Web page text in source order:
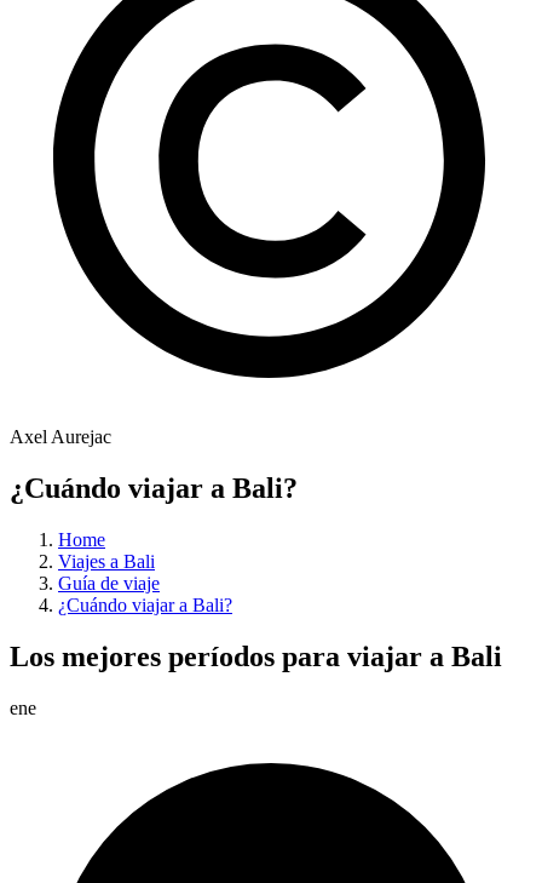
Axel Aurejac
¿Cuándo viajar a Bali?
Home
Viajes a Bali
Guía de viaje
¿Cuándo viajar a Bali?
Los mejores períodos para viajar a Bali
ene